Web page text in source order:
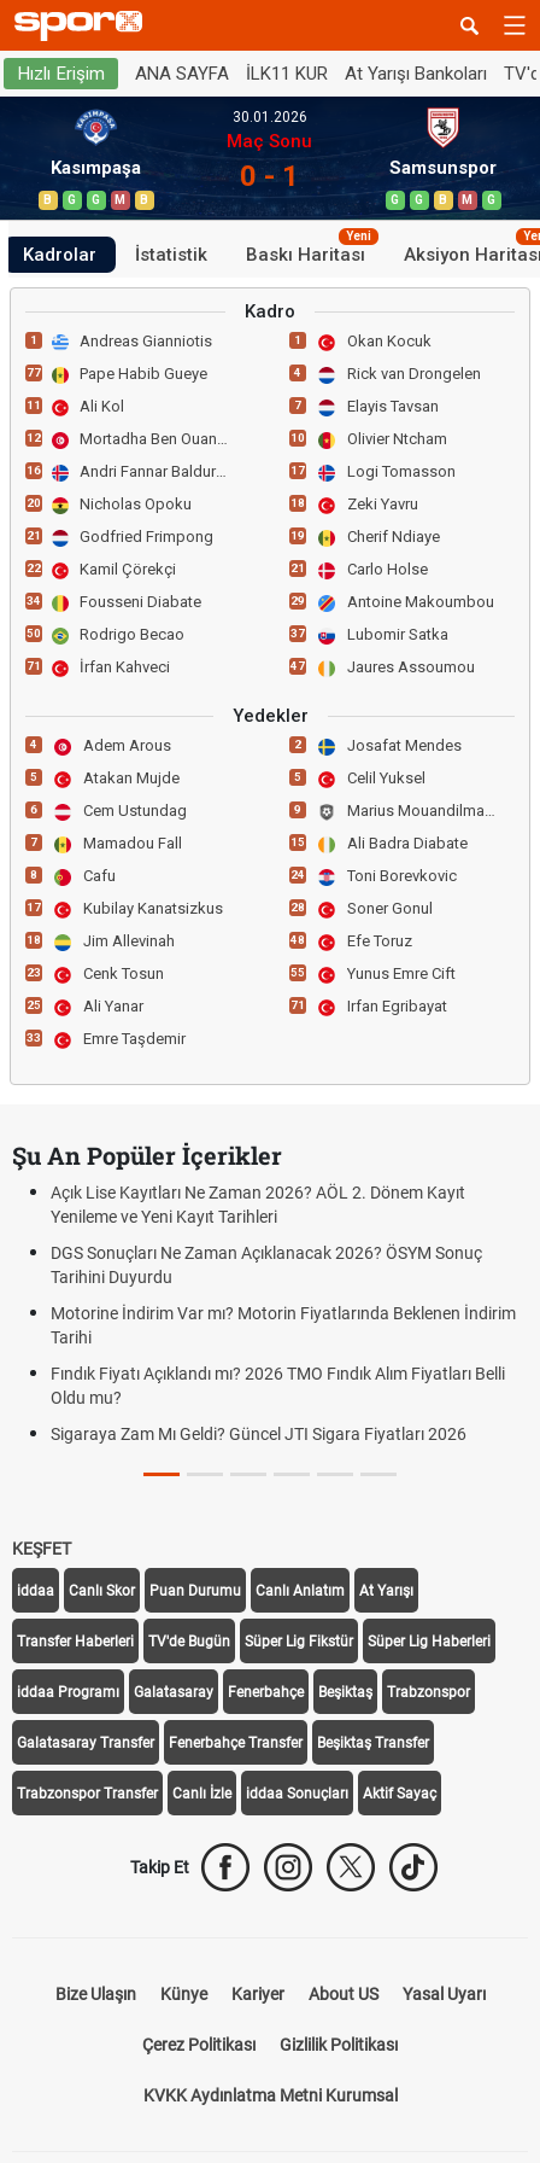
Hızlı Erişim ANA SAYFA İLK11 KUR At Yarışı Bankoları
Kasımpaşa
B G G M B
30.01.2026
Maç Sonu
0 - 1 Samsunspor
G G B M G
Kadrolar İstatistik Baskı Haritası
Yeni
Aksiyon
Kadro
1 Andreas Gianniotis
77 Pape Habib Gueye
11 Ali Kol
12 Mortadha Ben Ouanes
16 Andri Fannar Baldursson
20 Nicholas Opoku
21 Godfried Frimpong
22 Kamil Çörekçi
34 Fousseni Diabate
50 Rodrigo Becao
71 İrfan Kahveci
1 Okan Kocuk
4 Rick van Drongelen
7 Elayis Tavsan
10 Olivier Ntcham
17 Logi Tomasson
18 Zeki Yavru
19 Cherif Ndiaye
21 Carlo Holse
29 Antoine Makoumbou
37 Lubomir Satka
47 Jaures Assoumou
Yedekler
4 Adem Arous
5 Atakan Mujde
6 Cem Ustundag
7 Mamadou Fall
8 Cafu
17 Kubilay Kanatsizkus
18 Jim Allevinah
23 Cenk Tosun
25 Ali Yanar
33 Emre Taşdemir
2 Josafat Mendes
5 Celil Yuksel
9 Marius Mouandilmadji
15 Ali Badra Diabate
24 Toni Borevkovic
28 Soner Gonul
48 Efe Toruz
55 Yunus Emre Cift
71 Irfan Egribayat
Şu An Popüler İçerikler
Açık Lise Kayıtları Ne Zaman 2026? AÖL 2. Dönem Kayıt
Yenileme ve Yeni Kayıt Tarihleri
DGS Sonuçları Ne Zaman Açıklanacak 2026? ÖSYM Sonuç
Tarihini Duyurdu
Motorine İndirim Var mı? Motorin Fiyatlarında Beklenen İndirim
Tarihi
Fındık Fiyatı Açıklandı mı? 2026 TMO Fındık Alım Fiyatları Belli
Oldu mu?
Sigaraya Zam Mı Geldi? Güncel JTI Sigara Fiyatları 2026
KEŞFET
iddaa Canlı Skor Puan Durumu Canlı Anlatım At Yarışı
Transfer Haberleri TV'de Bugün Süper Lig Fikstür Süper Lig Haberleri
iddaa Programı Galatasaray Fenerbahçe Beşiktaş Trabzonspor
Galatasaray Transfer Fenerbahçe Transfer Beşiktaş Transfer
Trabzonspor Transfer Canlı İzle iddaa Sonuçları Aktif Sayaç
Takip Et
Bize Ulaşın Künye Kariyer About US Yasal Uyarı
Çerez Politikası Gizlilik Politikası
KVKK Aydınlatma Metni Kurumsal